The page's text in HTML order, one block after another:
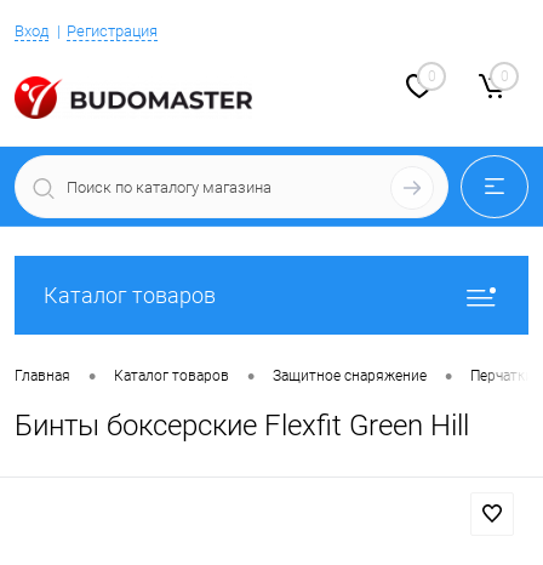
Вход Регистрация
0 0
Каталог товаров
Главная • Каталог товаров • Защитное снаряжение • Перчатки
Бинты боксерские Flexfit Green Hill